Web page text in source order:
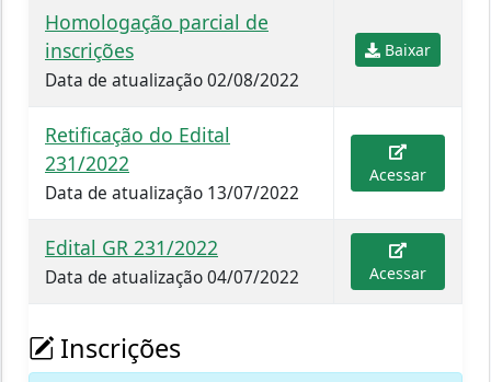
Homologação parcial de
inscrições
Data de atualização 02/08/2022
Baixar
Retificação do Edital
231/2022
Data de atualização 13/07/2022
Acessar
Edital GR 231/2022
Data de atualização 04/07/2022 Acessar
Inscrições